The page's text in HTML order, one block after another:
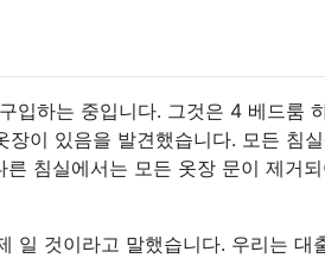
입하는 중입니다. 그것은 4 베드룸
이 있음을 발견했습니다. 모든 침
침실에서는 모든 옷장 문이 제거
일 것이라고 말했습니다. 우리는 대